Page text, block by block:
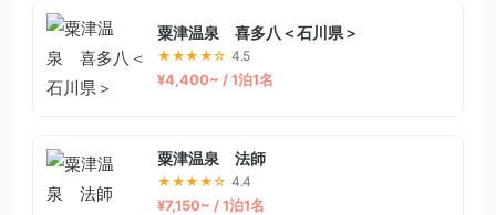
粟津温泉 喜多八＜石川県＞
★★★★☆ 4.5
¥4,400~ / 1泊1名
粟津温泉 法師
★★★★☆ 4.4
¥7,150~ / 1泊1名